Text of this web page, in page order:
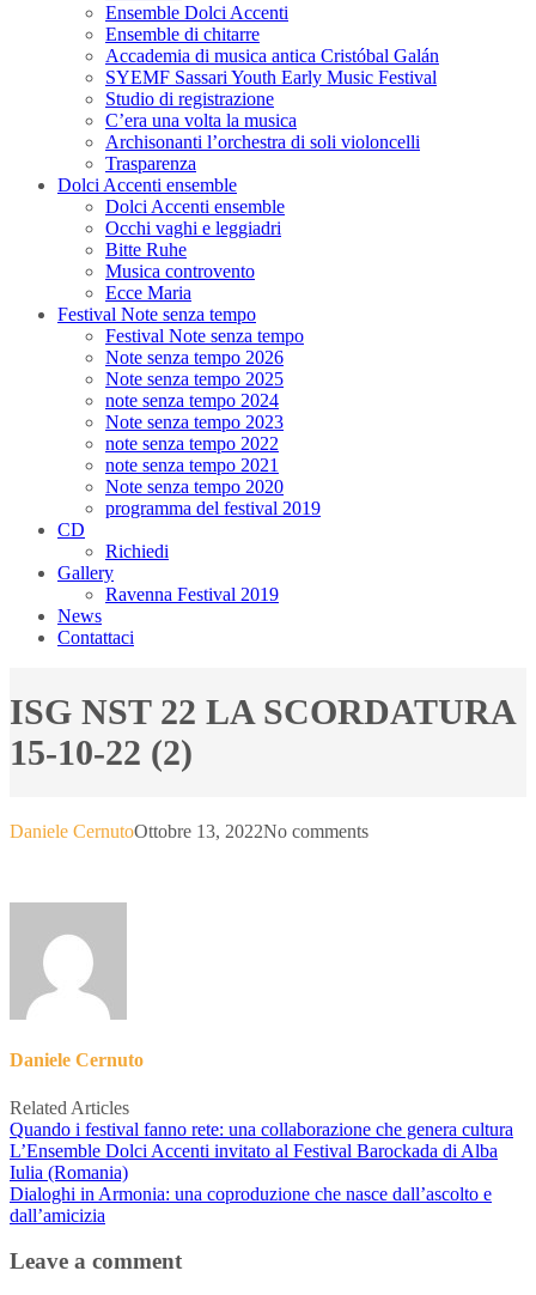
Ensemble Dolci Accenti
Ensemble di chitarre
Accademia di musica antica Cristóbal Galán
SYEMF Sassari Youth Early Music Festival
Studio di registrazione
C’era una volta la musica
Archisonanti l’orchestra di soli violoncelli
Trasparenza
Dolci Accenti ensemble
Dolci Accenti ensemble
Occhi vaghi e leggiadri
Bitte Ruhe
Musica controvento
Ecce Maria
Festival Note senza tempo
Festival Note senza tempo
Note senza tempo 2026
Note senza tempo 2025
note senza tempo 2024
Note senza tempo 2023
note senza tempo 2022
note senza tempo 2021
Note senza tempo 2020
programma del festival 2019
CD
Richiedi
Gallery
Ravenna Festival 2019
News
Contattaci
ISG NST 22 LA SCORDATURA
15-10-22 (2)
Daniele CernutoOttobre 13, 2022No comments
Daniele Cernuto
Related Articles
Quando i festival fanno rete: una collaborazione che genera cultura
L’Ensemble Dolci Accenti invitato al Festival Barockada di Alba
Iulia (Romania)
Dialoghi in Armonia: una coproduzione che nasce dall’ascolto e
dall’amicizia
Leave a comment